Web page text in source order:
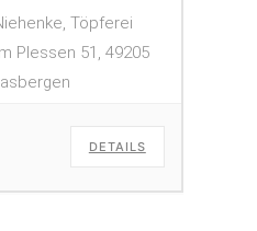
Töpferei
Plessen 51, 49205
DETAILS